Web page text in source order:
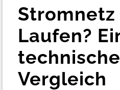
Stromnetz
Laufen?
Vergleich